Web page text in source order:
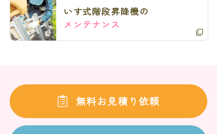
いす式階段昇降機の
メンテナンス
無料お見積り依頼